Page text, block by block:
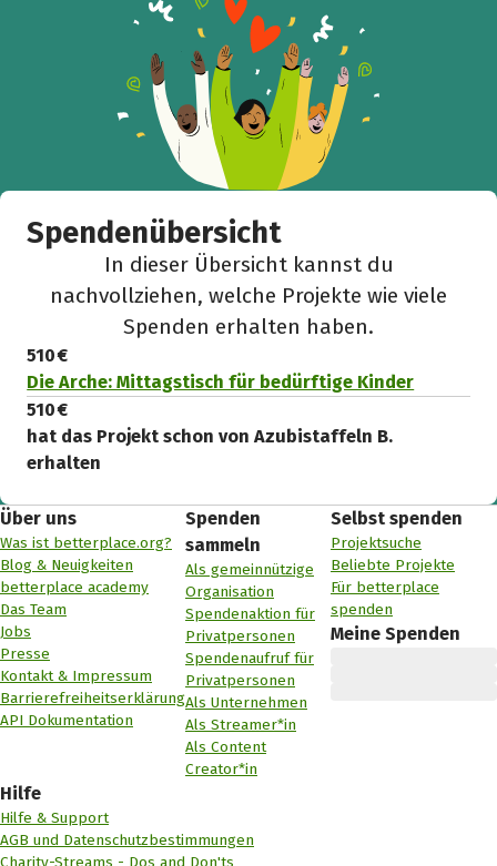
Spendenübersicht
In dieser Übersicht kannst du
nachvollziehen, welche Projekte wie viele
Spenden erhalten haben.
510 €
Die Arche: Mittagstisch für bedürftige Kinder
510 €
hat das Projekt schon von Azubistaffeln B.
erhalten
Über uns
Was ist betterplace.org?
Blog & Neuigkeiten
betterplace academy
Das Team
Jobs
Presse
Kontakt & Impressum
Barrierefreiheitserklärung
API Dokumentation
Spenden
sammeln
Als gemeinnützige
Organisation
Spendenaktion für
Privatpersonen
Spendenaufruf für
Privatpersonen
Als Unternehmen
Als Streamer*in
Als Content
Creator*in
Selbst spenden
Projektsuche
Beliebte Projekte
Für betterplace
spenden
Meine Spenden
Hilfe
Hilfe & Support
AGB und Datenschutzbestimmungen
Charity-Streams - Dos and Don'ts